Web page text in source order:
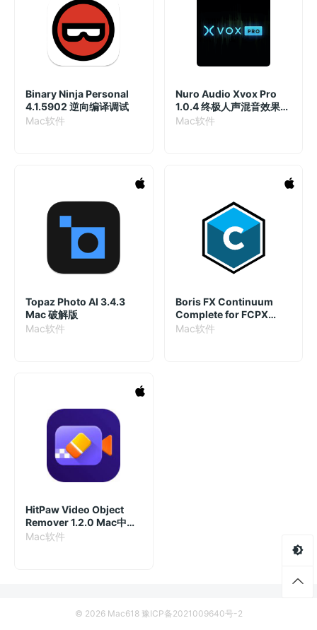
Binary Ninja Personal
4.1.5902 逆向编译调试
Mac软件
Nuro Audio Xvox Pro
1.0.4 终极人声混音效果器
插件
Mac软件
Topaz Photo AI 3.4.3
Mac 破解版
Mac软件
Boris FX Continuum
Complete for FCPX
2024 17.0.5.650 视觉特
Mac软件
HitPaw Video Object
Remover 1.2.0 Mac中文
破解版
Mac软件
© 2026 Mac618 豫ICP备2021009640号-2